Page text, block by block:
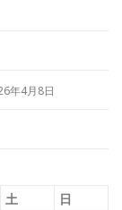
年4月8日
土 日